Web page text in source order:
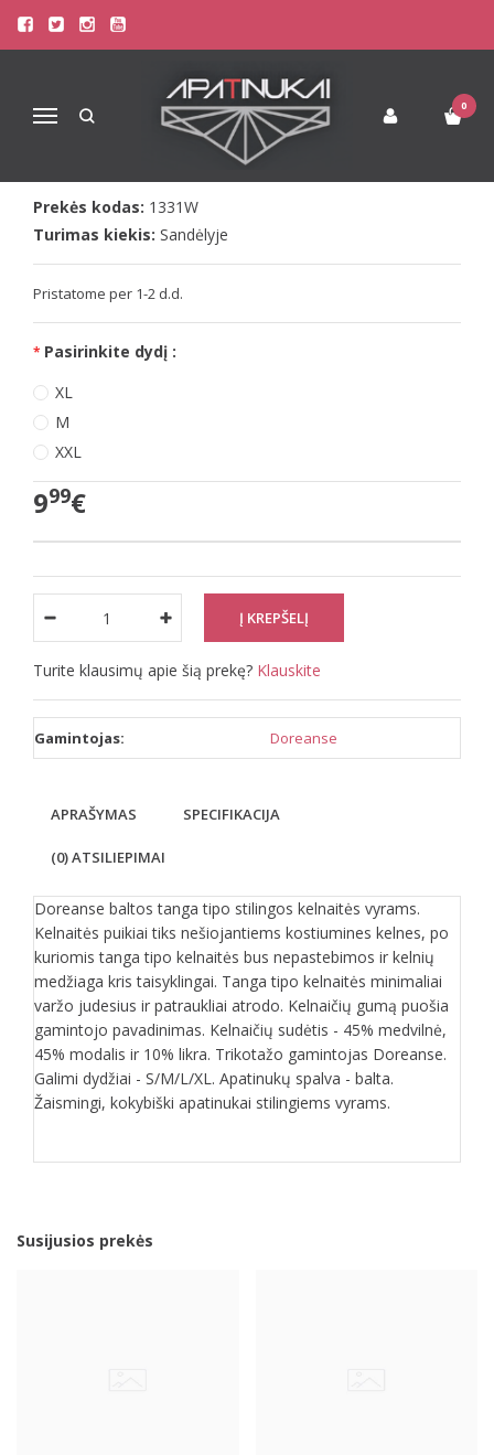
Navigacija
0
Pagrindinis Apatinis Trikotažas Vyrams
Doreanse baltos kelnaitės 1331
DOREANSE BALTOS KELNAITĖS
Prekės kodas: 1331W
Turimas kiekis: Sandėlyje
Pristatome per 1-2 d.d.
Pasirinkite dydį :
XL
M
XXL
999€
Turite klausimų apie šią prekę? Klauskite
Gamintojas: Doreanse
APRAŠYMAS SPECIFIKACIJA
(0) ATSILIEPIMAI
Doreanse baltos tanga tipo stilingos kelnaitės vyrams.
Kelnaitės puikiai tiks nešiojantiems kostiumines kelnes, po
kuriomis tanga tipo kelnaitės bus nepastebimos ir kelnių
medžiaga kris taisyklingai. Tanga tipo kelnaitės minimaliai
varžo judesius ir patraukliai atrodo. Kelnaičių gumą puošia
gamintojo pavadinimas. Kelnaičių sudėtis - 45% medvilnė,
45% modalis ir 10% likra. Trikotažo gamintojas Doreanse.
Galimi dydžiai - S/M/L/XL. Apatinukų spalva - balta.
Žaismingi, kokybiški apatinukai stilingiems vyrams.
Susijusios prekės